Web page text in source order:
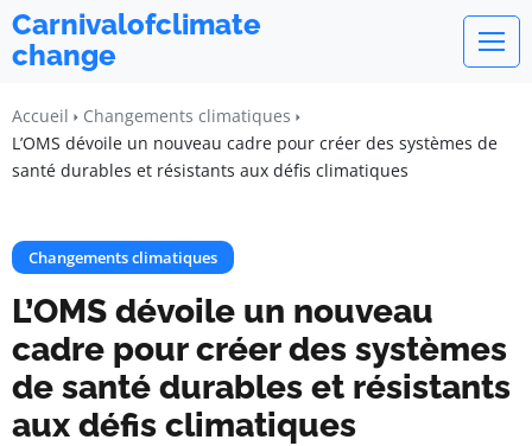
Carnivalofclimate
change
Accueil
Changements climatiques
L’OMS dévoile un nouveau cadre pour créer des systèmes de
santé durables et résistants aux défis climatiques
Changements climatiques
L’OMS dévoile un nouveau
cadre pour créer des systèmes
de santé durables et résistants
aux défis climatiques